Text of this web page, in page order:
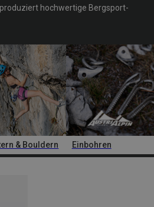
hochwertige Bergsport-
& Bouldern Einbohren